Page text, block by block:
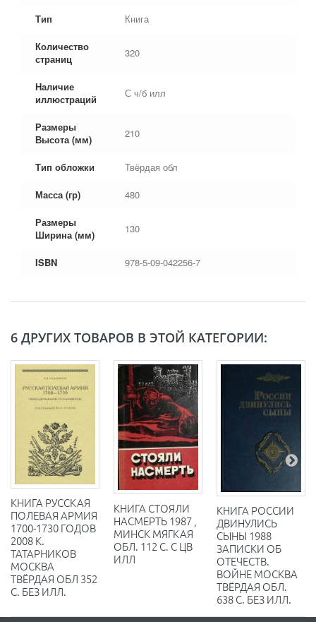
Тип Книга
Количество
страниц
320
Наличие
иллюстраций
С ч/б илл
Размеры
Высота (мм)
210
Тип обложки Твёрдая обл
Масса (гр) 480
Размеры
Ширина (мм)
130
ISBN 978-5-09-042256-7
6 ДРУГИХ ТОВАРОВ В ЭТОЙ КАТЕГОРИИ:
КНИГА РУССКАЯ
ПОЛЕВАЯ АРМИЯ
1700-1730 ГОДОВ
2008 К.
ТАТАРНИКОВ
МОСКВА
ТВЁРДАЯ ОБЛ 352
С. БЕЗ ИЛЛ.
КНИГА СТОЯЛИ
НАСМЕРТЬ 1987 ,
МИНСК МЯГКАЯ
ОБЛ. 112 С. С ЦВ
ИЛЛ
КНИГА РОССИИ
ДВИНУЛИСЬ
СЫНЫ 1988
ЗАПИСКИ ОБ
ОТЕЧЕСТВ.
ВОЙНЕ МОСКВА
ТВЁРДАЯ ОБЛ.
638 С. БЕЗ ИЛЛ.